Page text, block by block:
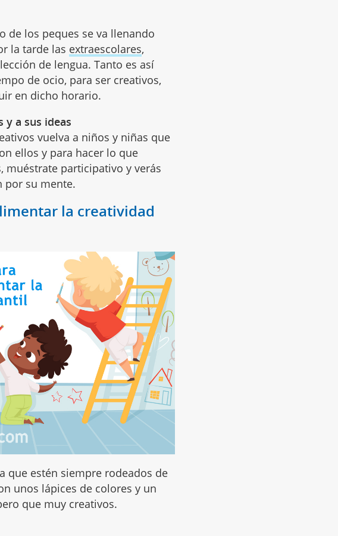
de los peques se va llenando
la tarde las extraescolares,
de lengua. Tanto es así
de ocio, para ser creativos,
en dicho horario.
y a sus ideas
vuelva a niños y niñas que
ellos y para hacer lo que
muéstrate participativo y verás
por su mente.
la creatividad
que estén siempre rodeados de
unos lápices de colores y un
que muy creativos.